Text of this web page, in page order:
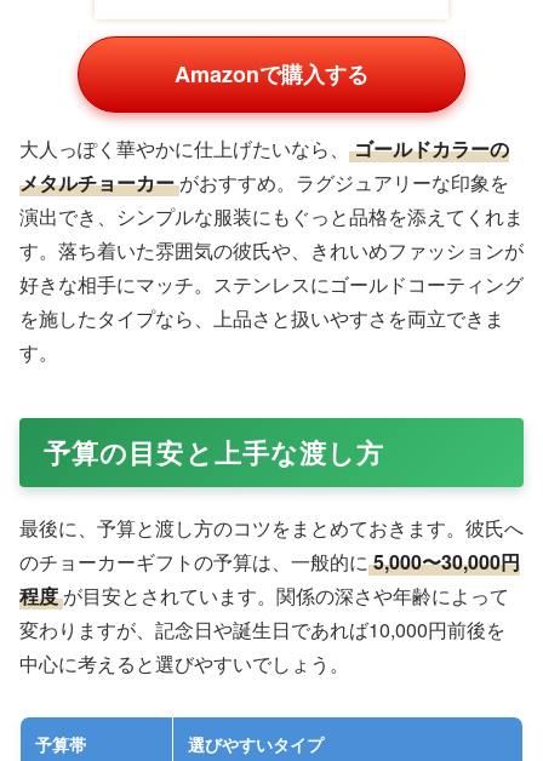
Amazonで購入する
大人っぽく華やかに仕上げたいなら、
ゴールドカラーの
メタルチョーカー がおすすめ。ラグジュアリーな印象を
演出でき、シンプルな服装にもぐっと品格を添えてくれま
す。落ち着いた雰囲気の彼氏や、きれいめファッションが
好きな相手にマッチ。ステンレスにゴールドコーティング
を施したタイプなら、上品さと扱いやすさを両立できま
す。
予算の目安と上手な渡し方
最後に、予算と渡し方のコツをまとめておきます。彼氏へ
のチョーカーギフトの予算は、一般的に 5,000〜30,000円
程度 が目安とされています。関係の深さや年齢によって
変わりますが、記念日や誕生日であれば10,000円前後を
中心に考えると選びやすいでしょう。
予算帯 選びやすいタイプ